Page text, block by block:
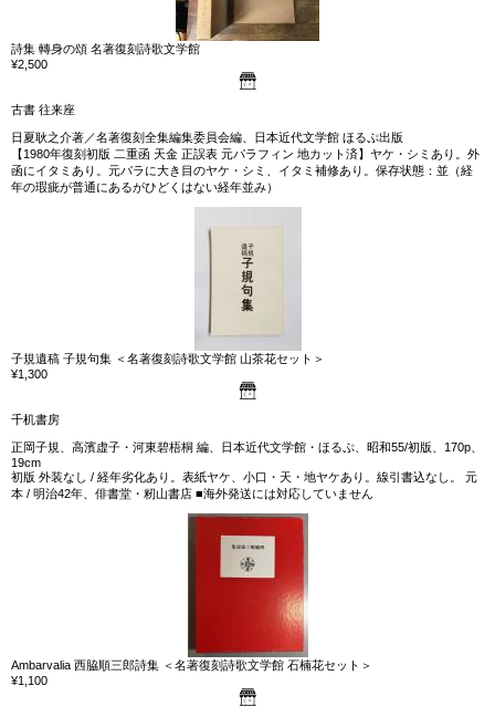
詩集 轉身の頌 名著復刻詩歌文学館
¥2,500
古書 往来座
日夏耿之介著／名著復刻全集編集委員会編、日本近代文学館 ほるぷ出版
【1980年復刻初版 二重函 天金 正誤表 元パラフィン 地カット済】ヤケ・シミあり。外
函にイタミあり。元パラに大き目のヤケ・シミ、イタミ補修あり。保存状態：並（経
年の瑕疵が普通にあるがひどくはない経年並み）
子規遺稿 子規句集 ＜名著復刻詩歌文学館 山茶花セット＞
¥1,300
千机書房
正岡子規、高濱虚子・河東碧梧桐 編、日本近代文学館・ほるぷ、昭和55/初版、170p、
19cm
初版 外装なし / 経年劣化あり。表紙ヤケ、小口・天・地ヤケあり。線引書込なし。 元
本 / 明治42年、俳書堂・籾山書店 ■海外発送には対応していません
Ambarvalia 西脇順三郎詩集 ＜名著復刻詩歌文学館 石楠花セット＞
¥1,100